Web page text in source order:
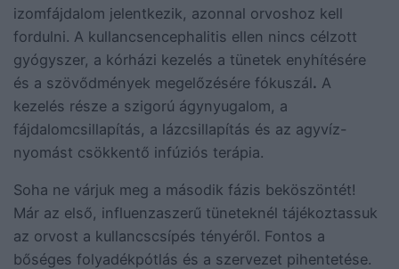
izomfájdalom jelentkezik, azonnal orvoshoz kell
fordulni. A kullancsencephalitis ellen nincs célzott
gyógyszer, a kórházi kezelés a tünetek enyhítésére
és a szövődmények megelőzésére fókuszál. A
kezelés része a szigorú ágynyugalom, a
fájdalomcsillapítás, a lázcsillapítás és az agyvíz-
nyomást csökkentő infúziós terápia.
Soha ne várjuk meg a második fázis beköszöntét!
Már az első, influenzaszerű tüneteknél tájékoztassuk
az orvost a kullancscsípés tényéről. Fontos a
bőséges folyadékpótlás és a szervezet pihentetése.